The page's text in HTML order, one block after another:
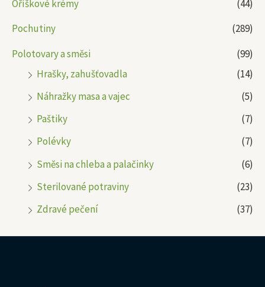
Oříškové krémy
(44)
Pochutiny
(289)
Polotovary a směsi
(99)
Hrašky, zahušťovadla
(14)
Náhražky masa a vajec
(5)
Paštiky
(7)
Polévky
(7)
Směsi na chleba a palačinky
(6)
Sterilované potraviny
(23)
Zdravé pečení
(37)